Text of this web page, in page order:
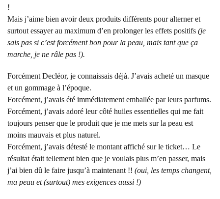
!
Mais j’aime bien avoir deux produits différents pour alterner et
surtout essayer au maximum d’en prolonger les effets positifs (je
sais pas si c’est forcément bon pour la peau, mais tant que ça
marche, je ne râle pas !).
Forcément Decléor, je connaissais déjà. J’avais acheté un masque
et un gommage à l’époque.
Forcément, j’avais été immédiatement emballée par leurs parfums.
Forcément, j’avais adoré leur côté huiles essentielles qui me fait
toujours penser que le produit que je me mets sur la peau est
moins mauvais et plus naturel.
Forcément, j’avais détesté le montant affiché sur le ticket… Le
résultat était tellement bien que je voulais plus m’en passer, mais
j’ai bien dû le faire jusqu’à maintenant !! (oui, les temps changent,
ma peau et (surtout) mes exigences aussi !)